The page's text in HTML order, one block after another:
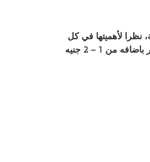
نظرا لأهميتها في كل
منزل، وتقدم جمعية بداية لتنمية المجتمع تقريرا بأسعار الخضروات والفاكهة اليوم في سوق العبور باضافه من 1 – 2 جنيه